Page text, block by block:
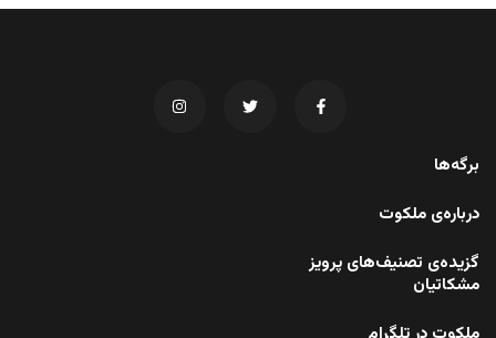
برگه‌ها
درباره‌ی ملکوت
گزیده‌ی تصنیف‌های پرویز
مشکاتیان